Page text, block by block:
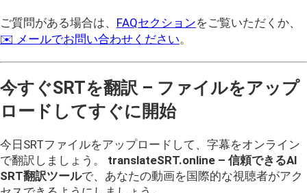
ご質問がある場合は、 FAQセクションをご覧いただくか、
✉️ メールでお問い合わせください。
今すぐSRTを翻訳 – ファイルをアップ
ロードしてすぐに開始
今日SRTファイルをアップロードして、字幕をオンライン
で翻訳しましょう。 translateSRT.online – 信頼できるAI
SRT翻訳ツールで、あなたの動画を国際的な視聴者がアク